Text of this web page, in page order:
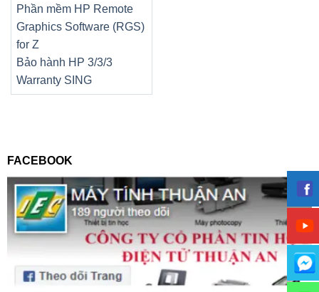
Phần mềm HP Remote
Graphics Software (RGS)
for Z
Bảo hành HP 3/3/3
Warranty SING
FACEBOOK